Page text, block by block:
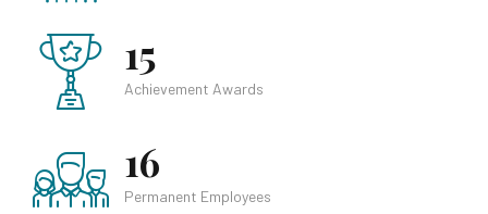
15
Achievement Awards
16
Permanent Employees